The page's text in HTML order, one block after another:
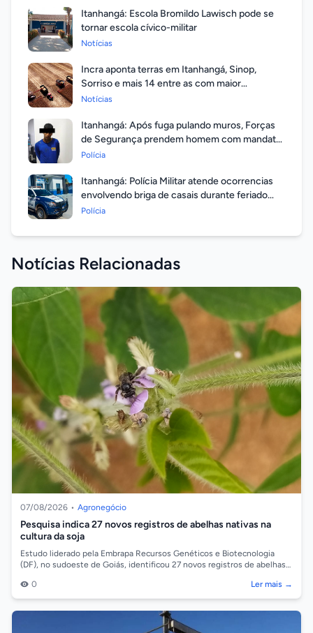
Itanhangá: Escola Bromildo Lawisch pode se
tornar escola cívico-militar
Notícias
Incra aponta terras em Itanhangá, Sinop,
Sorriso e mais 14 entre as com maior
valorização
Notícias
Itanhangá: Após fuga pulando muros, Forças
de Segurança prendem homem com mandato
em aberto por homicídio
Polícia
Itanhangá: Polícia Militar atende ocorrencias
envolvendo briga de casais durante feriado
prolongado
Polícia
Notícias Relacionadas
07/08/2026 • Agronegócio
Pesquisa indica 27 novos registros de abelhas nativas na
cultura da soja
Estudo liderado pela Embrapa Recursos Genéticos e Biotecnologia
(DF), no sudoeste de Goiás, identificou 27 novos registros de abelhas
0
Ler mais →